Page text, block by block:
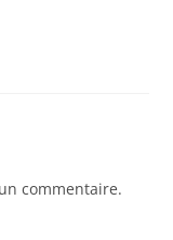
commentaire.